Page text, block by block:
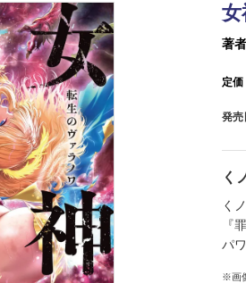
著者
定価
発売
く
く
『
パ
※画